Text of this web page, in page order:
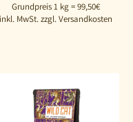
Grundpreis 1 kg = 99,50€
inkl. MwSt. zzgl. Versandkosten